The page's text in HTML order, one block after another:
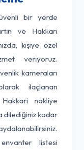
bir yerde
ve Hakkari
kişiye özel
veriyoruz.
kameraları
ilaçlanan
nakliye
dilediğiniz kadar
listesi